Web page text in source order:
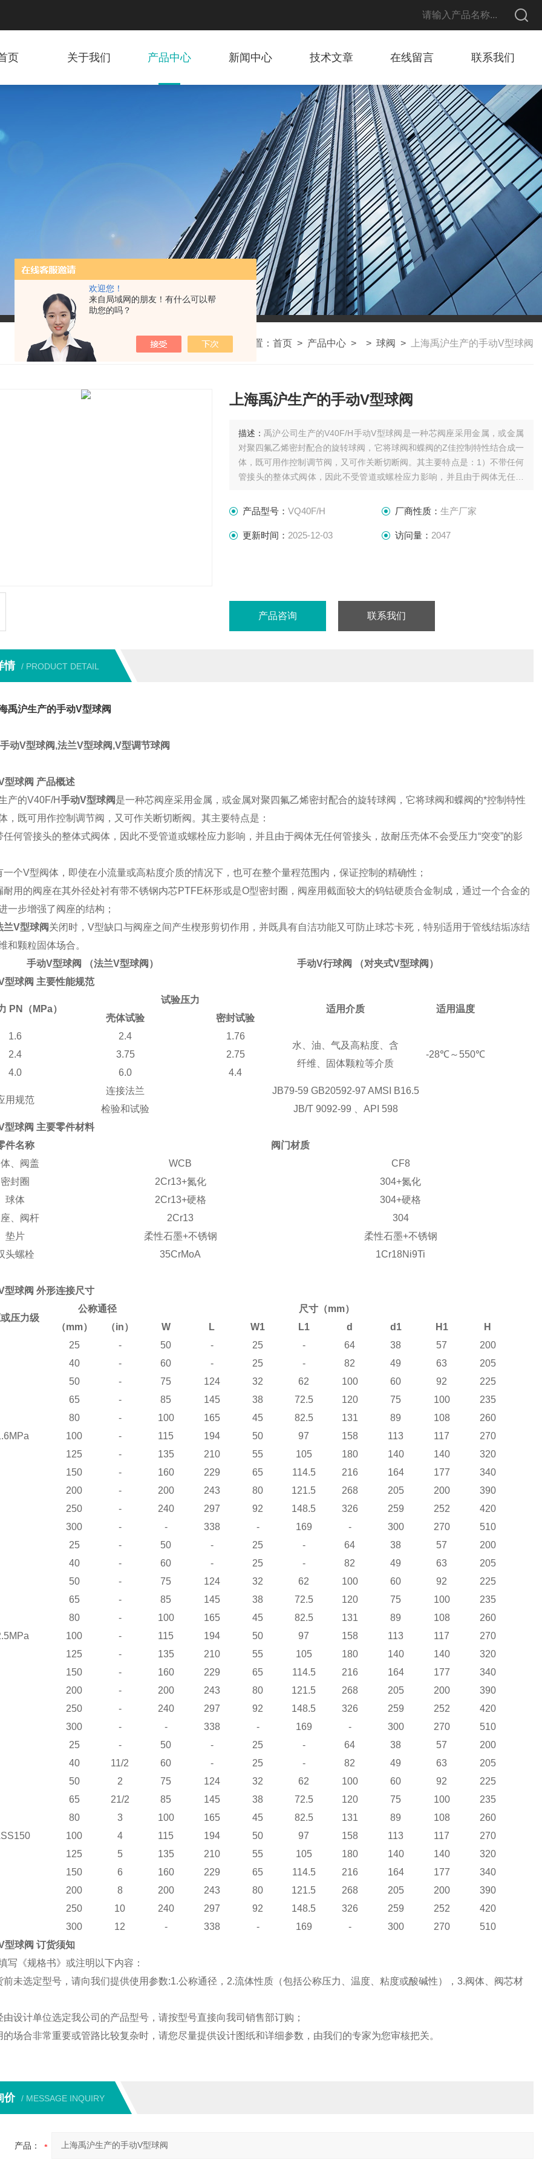
欢迎您！
来自局域网的朋友！有什么可以帮
助您的吗？
页 关于我们 产品中心 新闻中心 技术文章 在线留言 联系我们
我的位置： 首页 > 产品中心 > > 球阀 > 上海禹沪生产的手动V型球阀
上海禹沪生产的手动V型球阀
描述：禹沪公司生产的V40F/H手动V型球阀是一种芯阀座采用金属，或金属
对聚四氟乙烯密封配合的旋转球阀，它将球阀和蝶阀的Z佳控制特性结合成一
体，既可用作控制调节阀，又可作关断切断阀。其主要特点是：1）不带任何
管接头的整体式阀体，因此不受管道或螺栓应力影响，并且由于阀体无任何
产品型号：VQ40F/H 厂商性质： 生产厂家
更新时间： 2025-12-03 访问量： 2047
产品咨询 联系我们
情 / PRODUCT DETAIL
禹沪生产的手动V型球阀
手动V型球阀,法兰V型球阀,V型调节球阀
型球阀 产品概述
产的V40F/H手动V型球阀是一种芯阀座采用金属，或金属对聚四氟乙烯密封配合的旋转球阀，它将球阀和蝶阀的*控制特性
，既可用作控制调节阀，又可作关断切断阀。其主要特点是：
任何管接头的整体式阀体，因此不受管道或螺栓应力影响，并且由于阀体无任何管接头，故耐压壳体不会受压力“突变”的影
一个V型阀体，即使在小流量或高粘度介质的情况下，也可在整个量程范围内，保证控制的精确性；
耐用的阀座在其外径处衬有带不锈钢内芯PTFE杯形或是O型密封圈，阀座用截面较大的钨钴硬质合金制成，通过一个合金的
一步增强了阀座的结构；
兰V型球阀关闭时， V型缺口与阀座之间产生楔形剪切作用，并既具有自洁功能又可防止球芯卡死，特别适用于管线结垢冻结
和颗粒固体场合。
手动V型球阀 （法兰V型球阀 ） 手动V行球阀 （对夹式V型球阀 ）
型球阀 主要性能规范
PN（MPa）
试验压力
适用介质
适用温度
壳体试验
密封试验
1.6
2.4
1.76
水、油、气及高粘度、含
纤维、固体颗粒等介质
-28℃～ 550℃
2.4 3.75
2.75
4.0
6.0 4.4
用规范
连接法兰
JB79-59 GB20592-97 AMSI B16.5
检验和试验
JB/T 9092-99
API 598
型球阀 主要零件材料
件名称
阀门材质
、阀盖
WCB
CF8
密封圈
2Cr13+氮化 304+氮化
球体
2Cr13+硬格 304+硬格
、阀杆
2Cr13
304
垫片
柔性石墨+不锈钢 柔性石墨+不锈钢
头螺栓
35CrMoA 1Cr18Ni9Ti
型球阀 外形连接尺寸
压力级
公称通径 尺寸 （mm）
（mm）
（in） W L W1 L1 d d1 H1 H
25 - 50 - 25 - 64 38 57
200
40
- 60 - 25 - 82 49 63
205
50
- 75 124 32 62 100 60 92
225
65
- 85 145 38 72.5 120 75 100
235
80
- 100 165 45 82.5 131 89 108
260
100
- 115 194 50 97 158 113 117
270
125
- 135 210 55 105 180 140 140
320
150
- 160 229 65 114.5 216 164 177
340
200
- 200 243 80 121.5 268 205 200
390
250
- 240 297 92 148.5 326 259 252
420
300
- - 338 - 169 - 300 270 510
25 - 50 - 25 - 64 38 57
200
40
- 60 - 25 - 82 49 63
205
50
- 75 124 32 62 100 60 92
225
65
- 85 145 38 72.5 120 75 100
235
80
- 100 165 45 82.5 131 89 108
260
100
- 115 194 50 97 158 113 117
270
125
- 135 210 55 105 180 140 140
320
150
- 160 229 65 114.5 216 164 177
340
200
- 200 243 80 121.5 268 205 200
390
250
- 240 297 92 148.5 326 259 252
420
300
- - 338 - 169 - 300 270 510
25 - 50 - 25 - 64 38 57
200
40
11/2 60 - 25 - 82 49 63
205
50
2 75 124 32 62 100 60 92
225
65
21/2 85 145 38 72.5 120 75 100
235
80
3 100 165 45 82.5 131 89 108
260
100
4 115 194 50 97 158 113 117
270
125
5 135 210 55 105 180 140 140
320
150
6 160 229 65 114.5 216 164 177
340
200
8 200 243 80 121.5 268 205 200
390
250
10 240 297 92 148.5 326 259 252
420
300
12 - 338 - 169 - 300 270
510
型球阀 订货须知
写《规格书》或注明以下内容：
前未选定型号，请向我们提供使用参数:1.公称通径， 2.流体性质（包括公称压力、温度、粘度或酸碱性）， 3.阀体、阀芯材
由设计单位选定我公司的产品型号，请按型号直接向我司销售部订购；
的场合非常重要或管路比较复杂时，请您尽量提供设计图纸和详细参数，由我们的专家为您审核把关。
价 / MESSAGE INQUIRY
产品：